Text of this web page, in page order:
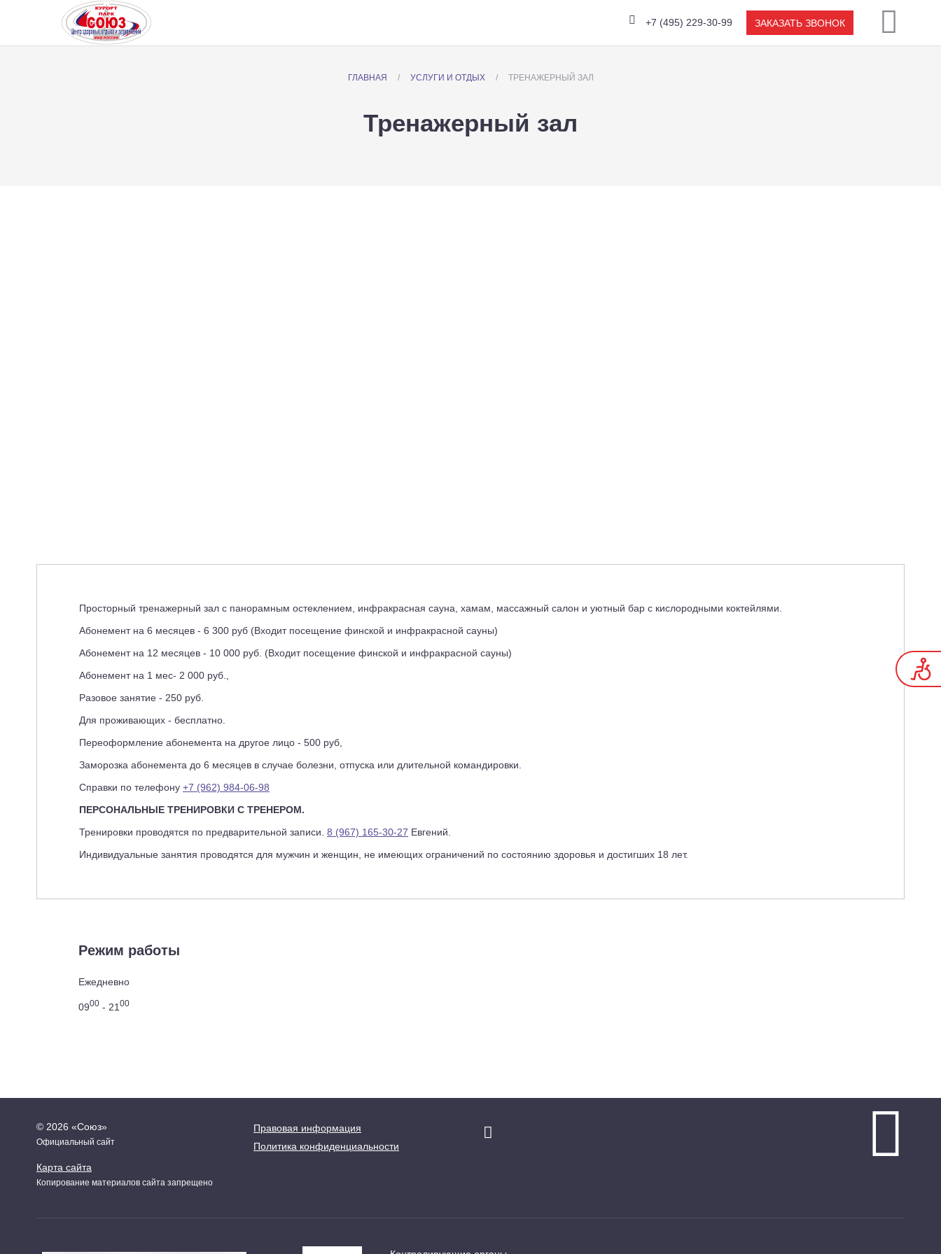
+7 (495) 229-30-99 ЗАКАЗАТЬ ЗВОНОК
ГЛАВНАЯ / УСЛУГИ И ОТДЫХ / ТРЕНАЖЕРНЫЙ ЗАЛ
Тренажерный зал
Просторный тренажерный зал с панорамным остеклением, инфракрасная сауна, хамам, массажный салон и уютный бар с кислородными коктейлями.
Абонемент на 6 месяцев - 6 300 руб (Входит посещение финской и инфракрасной сауны)
Абонемент на 12 месяцев - 10 000 руб. (Входит посещение финской и инфракрасной сауны)
Абонемент на 1 мес- 2 000 руб.,
Разовое занятие - 250 руб.
Для проживающих - бесплатно.
Переоформление абонемента на другое лицо - 500 руб,
Заморозка абонемента до 6 месяцев в случае болезни, отпуска или длительной командировки.
Справки по телефону +7 (962) 984-06-98
ПЕРСОНАЛЬНЫЕ ТРЕНИРОВКИ С ТРЕНЕРОМ.
Тренировки проводятся по предварительной записи. 8 (967) 165-30-27 Евгений.
Индивидуальные занятия проводятся для мужчин и женщин, не имеющих ограничений по состоянию здоровья и достигших 18 лет.
Режим работы
Ежедневно
0900 - 21 00
© 2026 «Союз»
Официальный сайт
Карта сайта
Копирование материалов сайта запрещено
Правовая информация
Политика конфиденциальности